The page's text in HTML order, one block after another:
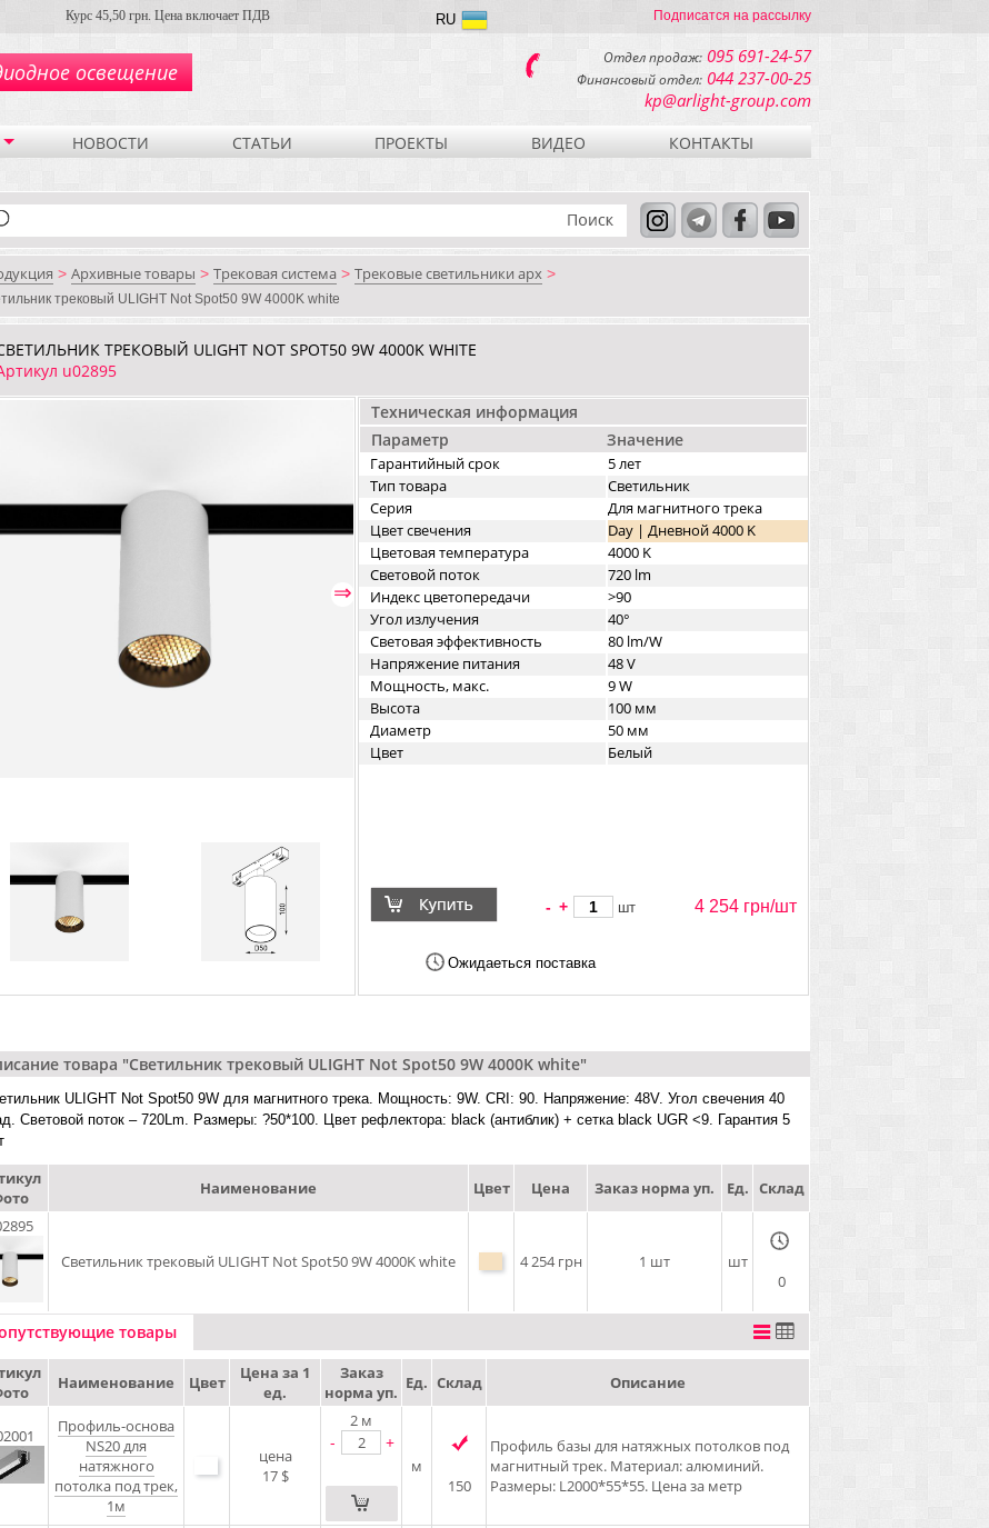
Курс 45,50 грн. Цена включает ПДВ Подписатся на рассылку
RU
освещение
Отдел продаж: 095 691-24-57
Финансовый отдел: 044 237-00-25
kp@arlight-group.com
НОВОСТИ СТАТЬИ ПРОЕКТЫ ВИДЕО КОНТАКТЫ
> Архивные товары > Трековая система > Трековые светильники арх >
трековый ULIGHT Not Spot50 9W 4000K white
ТРЕКОВЫЙ ULIGHT NOT SPOT50 9W 4000K WHITE
u02895
⇒
Техническая информация
Параметр
Значение
Гарантийный срок
5 лет
Тип товара
Светильник
Серия
Для магнитного трека
Цвет свечения
Day | Дневной 4000 K
Цветовая температура
4000 K
Световой поток
720 lm
Индекс цветопередачи
>90
Угол излучения
40°
Световая эффективность
80 lm/W
Напряжение питания
48 V
Мощность, макс.
9 W
Высота
100 мм
Диаметр
50 мм
Цвет
Белый
- + шт 4 254 грн/шт
Ожидаеться поставка
товара "Светильник трековый ULIGHT Not Spot50 9W 4000K white"
ULIGHT Not Spot50 9W для магнитного трека. Мощность: 9W. CRI: 90. Напряжение: 48V. Угол свечения 40
Световой поток – 720Lm. Размеры: ?50*100. Цвет рефлектора: black (антиблик) + сетка black UGR <9. Гарантия 5
Наименование Цвет Цена Заказ норма уп. Ед. Склад
Светильник трековый ULIGHT Not Spot50 9W 4000K white
4 254 грн 1 шт
шт
0
товары
Наименование Цвет
Цена за 1
ед.
Заказ
норма уп. Ед. Склад Описание
Профиль-основа
NS20 для
натяжного
потолка под трек,
1м
цена
17 $
2 м
- +
м
150
Профиль базы для натяжных потолков под
магнитный трек. Материал: алюминий.
Размеры: L2000*55*55. Цена за метр